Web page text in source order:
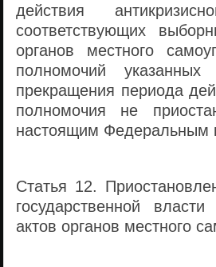
действия
соответствующих
органов местного
полномочий
прекращения периода
полномочия не
настоящим Федеральным
Статья 12.
государственной
актов органов местного